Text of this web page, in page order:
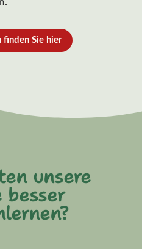
Sie hier
unsere
besser